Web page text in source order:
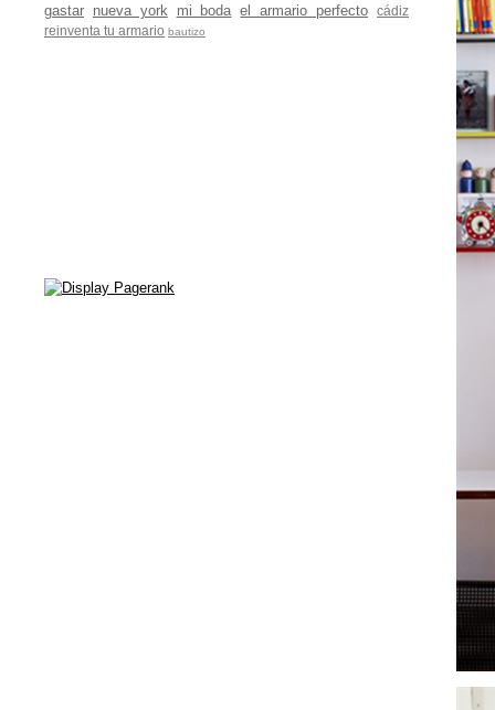
gastar nueva york mi boda el armario perfecto
cádiz
reinventa tu armario bautizo